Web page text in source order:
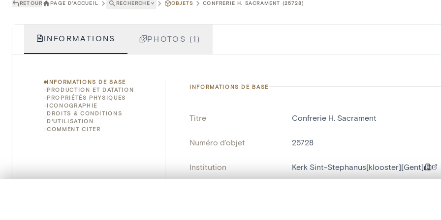
RETOUR PAGE D'ACCUEIL RECHERCHE ˅ OBJETS CONFRERIE H. SACRAMENT (25728)
INFORMATIONS PHOTOS (1)
INFORMATIONS DE BASE
PRODUCTION ET DATATION
PROPRIÉTÉS PHYSIQUES
ICONOGRAPHIE
DROITS & CONDITIONS
D'UTILISATION
COMMENT CITER
INFORMATIONS DE BASE
Titre Confrerie H. Sacrament
Numéro d'objet 25728
Institution Kerk Sint-Stephanus[klooster][Gent]